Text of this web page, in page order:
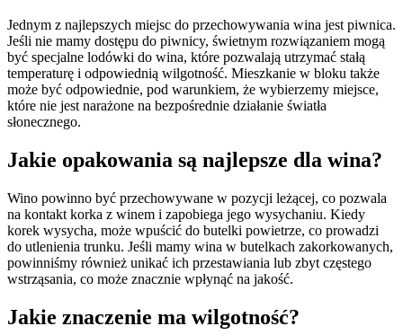
Jednym z najlepszych miejsc do przechowywania wina jest piwnica.
Jeśli nie mamy dostępu do piwnicy, świetnym rozwiązaniem mogą
być specjalne lodówki do wina, które pozwalają utrzymać stałą
temperaturę i odpowiednią wilgotność. Mieszkanie w bloku także
może być odpowiednie, pod warunkiem, że wybierzemy miejsce,
które nie jest narażone na bezpośrednie działanie światła
słonecznego.
Jakie opakowania są najlepsze dla wina?
Wino powinno być przechowywane w pozycji leżącej, co pozwala
na kontakt korka z winem i zapobiega jego wysychaniu. Kiedy
korek wysycha, może wpuścić do butelki powietrze, co prowadzi
do utlenienia trunku. Jeśli mamy wina w butelkach zakorkowanych,
powinniśmy również unikać ich przestawiania lub zbyt częstego
wstrząsania, co może znacznie wpłynąć na jakość.
Jakie znaczenie ma wilgotność?